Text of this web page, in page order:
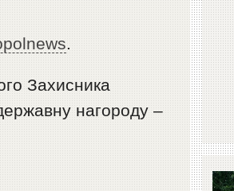
.
Захисника
нагороду –